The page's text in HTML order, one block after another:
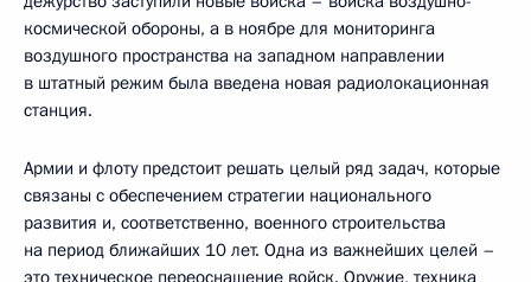
космической обороны, а в ноябре для мониторинга
воздушного пространства на западном направлении
в штатный режим была введена новая радиолокационная
станция.
Армии и флоту предстоит решать целый ряд задач, которые
связаны с обеспечением стратегии национального
развития и, соответственно, военного строительства
на период ближайших 10 лет. Одна из важнейших целей –
это техническое переоснащение войск. Оружие, техника